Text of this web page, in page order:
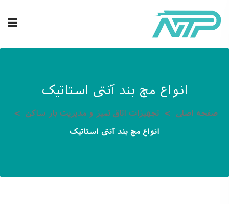
انواع مچ بند آنتی استاتیک
صفحه اصلی
تجهیزات اتاق تمیز و مدیریت بار ساکن
انواع مچ بند آنتی استاتیک